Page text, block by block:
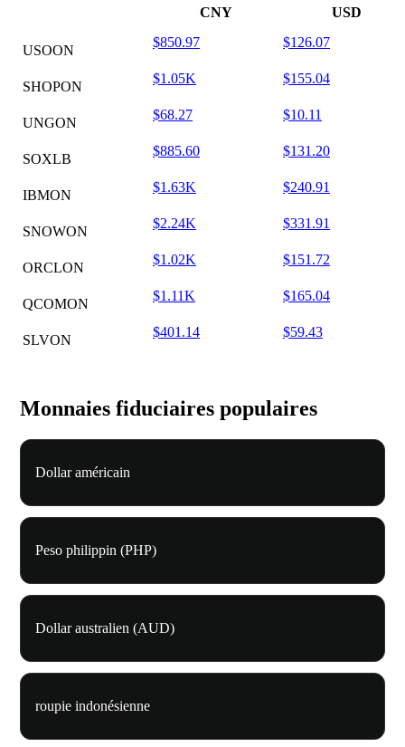
CNY USD
USOON
$850.97 $126.07
SHOPON
$1.05K $155.04
UNGON
$68.27 $10.11
SOXLB
$885.60 $131.20
IBMON
$1.63K $240.91
SNOWON
$2.24K $331.91
ORCLON
$1.02K $151.72
QCOMON
$1.11K $165.04
SLVON
$401.14 $59.43
Monnaies fiduciaires populaires
Dollar américain
Peso philippin (PHP)
Dollar australien (AUD)
roupie indonésienne